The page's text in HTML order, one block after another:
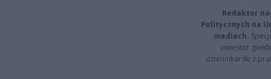
Redaktor
Politycznych na
mediach.
inwestor
dziennikarski z